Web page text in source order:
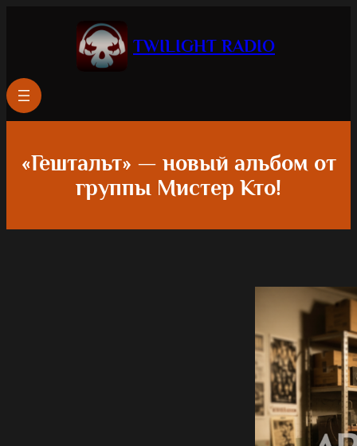
TWILIGHT RADIO
«Гештальт» — новый альбом от
группы Мистер Кто!